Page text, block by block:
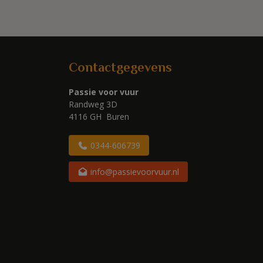
Contactgegevens
Passie voor vuur
Randweg 3D
4116 GH Buren
0344-606739
info@passievoorvuur.nl